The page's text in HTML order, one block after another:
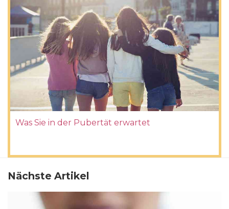
Was Sie in der Pubertät erwartet
Nächste Artikel